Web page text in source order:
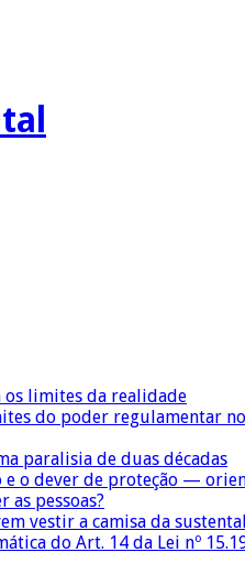
os limites da realidade
do poder regulamentar
paralisia de duas décadas
o dever de proteção —
pessoas?
vestir a camisa da
do Art. 14 da Lei nº